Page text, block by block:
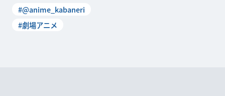
#@anime_kabaneri
#劇場アニメ